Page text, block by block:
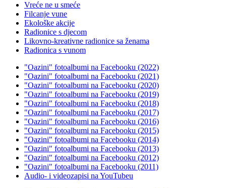
Vreće ne u smeće
Filcanje vune
Ekološke akcije
Radionice s djecom
Likovno-kreativne radionice sa ženama
Radionica s vunom
"Oazini" fotoalbumi na Facebooku (2022)
"Oazini" fotoalbumi na Facebooku (2021)
"Oazini" fotoalbumi na Facebooku (2020)
"Oazini" fotoalbumi na Facebooku (2019)
"Oazini" fotoalbumi na Facebooku (2018)
"Oazini" fotoalbumi na Facebooku (2017)
"Oazini" fotoalbumi na Facebooku (2016)
"Oazini" fotoalbumi na Facebooku (2015)
"Oazini" fotoalbumi na Facebooku (2014)
"Oazini" fotoalbumi na Facebooku (2013)
"Oazini" fotoalbumi na Facebooku (2012)
"Oazini" fotoalbumi na Facebooku (2011)
Audio- i videozapisi na YouTubeu